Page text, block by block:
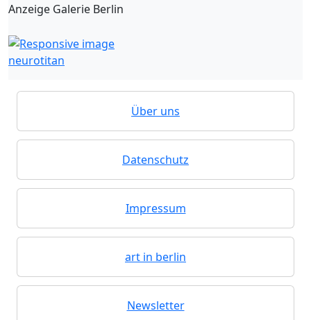
Anzeige Galerie Berlin
neurotitan
Über uns
Datenschutz
Impressum
art in berlin
Newsletter